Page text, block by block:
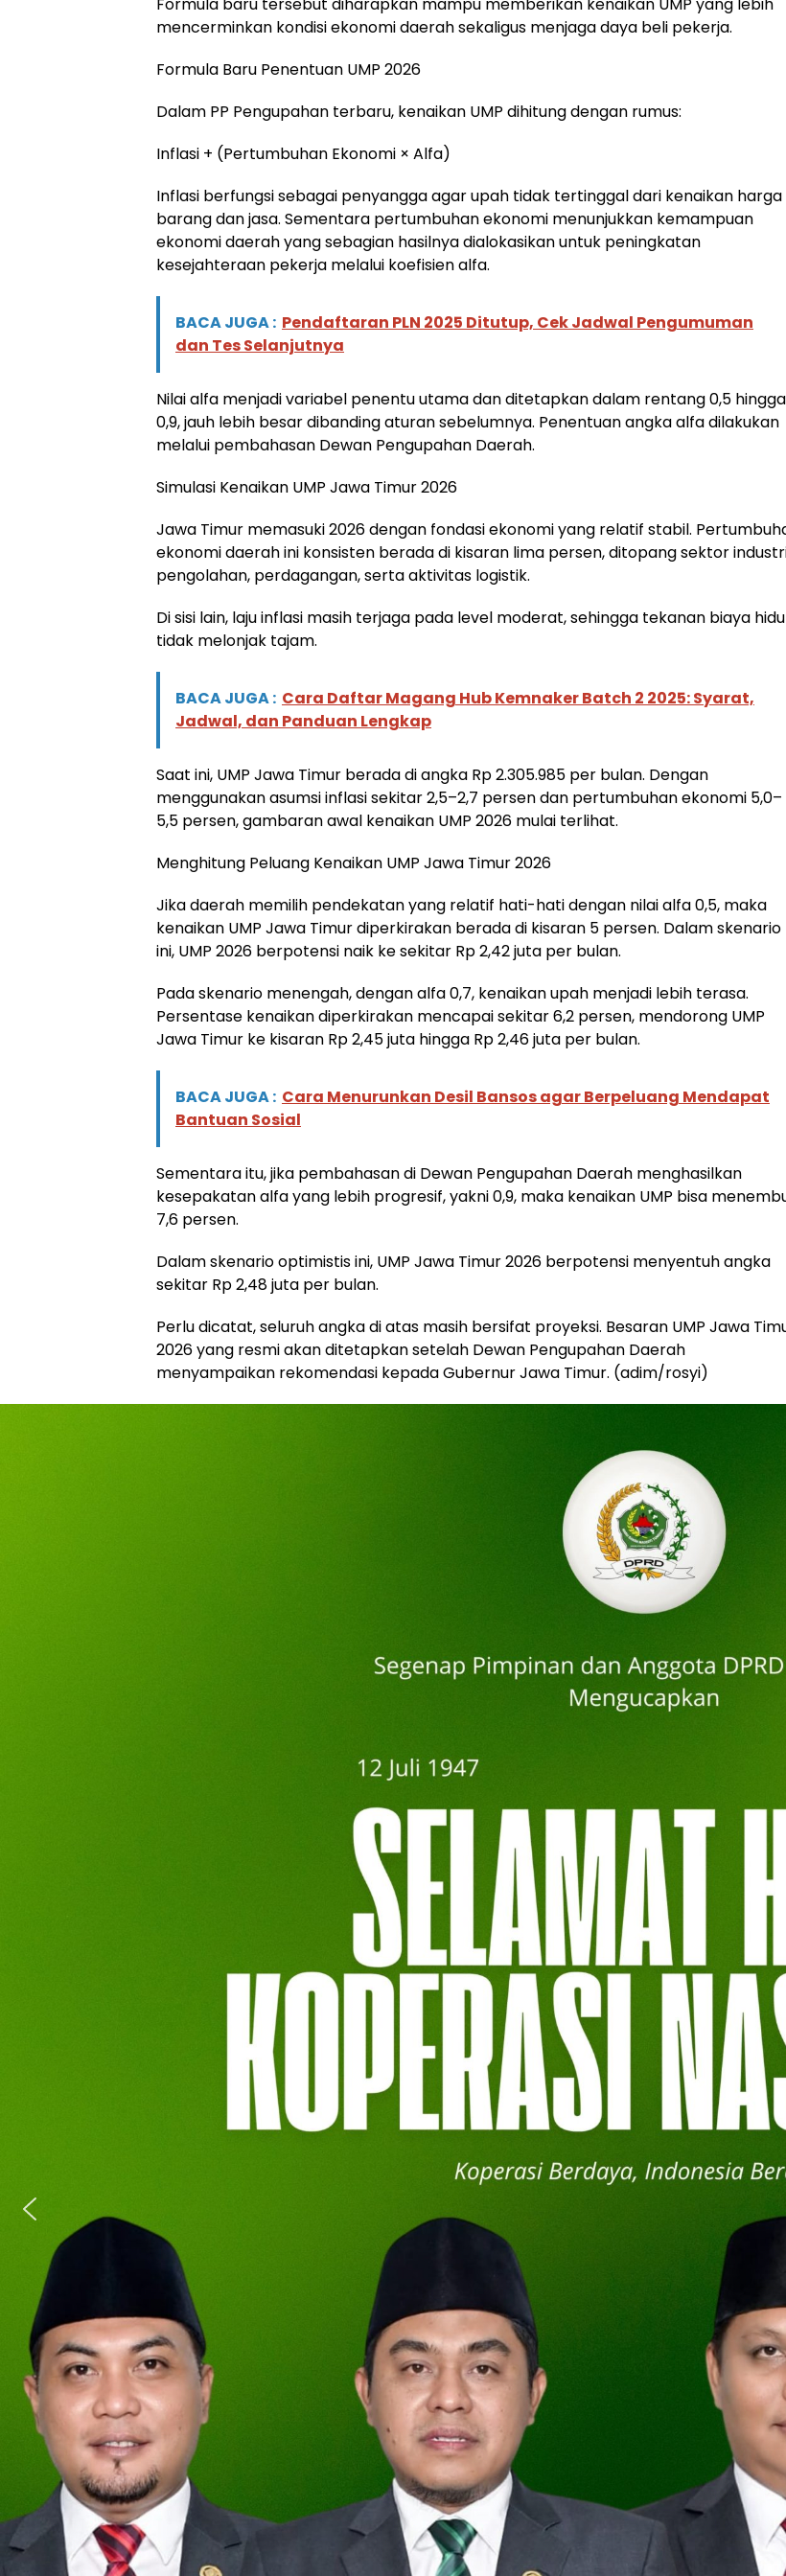
mencerminkan kondisi ekonomi daerah sekaligus menjaga daya beli pekerja.
Formula Baru Penentuan UMP 2026
Dalam PP Pengupahan terbaru, kenaikan UMP dihitung dengan rumus:
Inflasi + (Pertumbuhan Ekonomi × Alfa)
Inflasi berfungsi sebagai penyangga agar upah tidak tertinggal dari kenaikan harga
barang dan jasa. Sementara pertumbuhan ekonomi menunjukkan kemampuan
ekonomi daerah yang sebagian hasilnya dialokasikan untuk peningkatan
kesejahteraan pekerja melalui koefisien alfa.
BACA JUGA : Pendaftaran PLN 2025 Ditutup, Cek Jadwal Pengumuman
dan Tes Selanjutnya
Nilai alfa menjadi variabel penentu utama dan ditetapkan dalam rentang 0,5 hingga
0,9, jauh lebih besar dibanding aturan sebelumnya. Penentuan angka alfa dilakukan
melalui pembahasan Dewan Pengupahan Daerah.
Simulasi Kenaikan UMP Jawa Timur 2026
Jawa Timur memasuki 2026 dengan fondasi ekonomi yang relatif stabil.
ekonomi daerah ini konsisten berada di kisaran lima persen, ditopang sektor
pengolahan, perdagangan, serta aktivitas logistik.
Di sisi lain, laju inflasi masih terjaga pada level moderat, sehingga tekanan biaya
tidak melonjak tajam.
BACA JUGA : Cara Daftar Magang Hub Kemnaker Batch 2 2025: Syarat,
Jadwal, dan Panduan Lengkap
Saat ini, UMP Jawa Timur berada di angka Rp 2.305.985 per bulan. Dengan
menggunakan asumsi inflasi sekitar 2,5–2,7 persen dan pertumbuhan ekonomi 5,0–
5,5 persen, gambaran awal kenaikan UMP 2026 mulai terlihat.
Menghitung Peluang Kenaikan UMP Jawa Timur 2026
Jika daerah memilih pendekatan yang relatif hati-hati dengan nilai alfa 0,5, maka
kenaikan UMP Jawa Timur diperkirakan berada di kisaran 5 persen. Dalam skenario
ini, UMP 2026 berpotensi naik ke sekitar Rp 2,42 juta per bulan.
Pada skenario menengah, dengan alfa 0,7, kenaikan upah menjadi lebih terasa.
Persentase kenaikan diperkirakan mencapai sekitar 6,2 persen, mendorong UMP
Jawa Timur ke kisaran Rp 2,45 juta hingga Rp 2,46 juta per bulan.
BACA JUGA : Cara Menurunkan Desil Bansos agar Berpeluang Mendapat
Bantuan Sosial
Sementara itu, jika pembahasan di Dewan Pengupahan Daerah menghasilkan
kesepakatan alfa yang lebih progresif, yakni 0,9, maka kenaikan UMP bisa
7,6 persen.
Dalam skenario optimistis ini, UMP Jawa Timur 2026 berpotensi menyentuh angka
sekitar Rp 2,48 juta per bulan.
Perlu dicatat, seluruh angka di atas masih bersifat proyeksi. Besaran UMP Jawa
2026 yang resmi akan ditetapkan setelah Dewan Pengupahan Daerah
menyampaikan rekomendasi kepada Gubernur Jawa Timur. (adim/rosyi)